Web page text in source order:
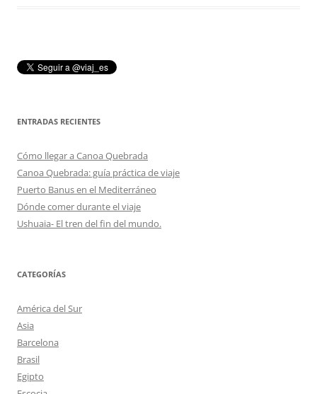
ENTRADAS RECIENTES
Cómo llegar a Canoa Quebrada
Canoa Quebrada: guía práctica de viaje
Puerto Banus en el Mediterráneo
Dónde comer durante el viaje
Ushuaia- El tren del fin del mundo.
CATEGORÍAS
América del Sur
Asia
Barcelona
Brasil
Egipto